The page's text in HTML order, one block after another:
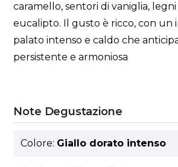
caramello, sentori di vaniglia,
eucalipto. Il gusto è ricco, con un
palato intenso e caldo che
persistente e armoniosa
Note Degustazione
Colore: Giallo dorato intenso